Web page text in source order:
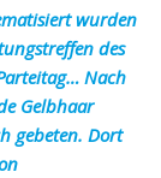
wurden
des
Nach
Gelbhaar
gebeten. Dort